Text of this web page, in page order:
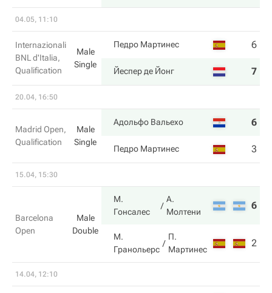
04.05, 11:10
Internazionali
BNL d'Italia,
Qualification
Male
Single
Педро Мартинес 6
Йеспер де Йонг 7
20.04, 16:50
Madrid Open,
Qualification
Male
Single
Адольфо Вальехо 6
Педро Мартинес 3
15.04, 15:30
Barcelona
Open
Male
Double
М.
Гонсалес
А.
Молтени
6
М.
Гранольерс
П.
Мартинес
2
14.04, 12:10